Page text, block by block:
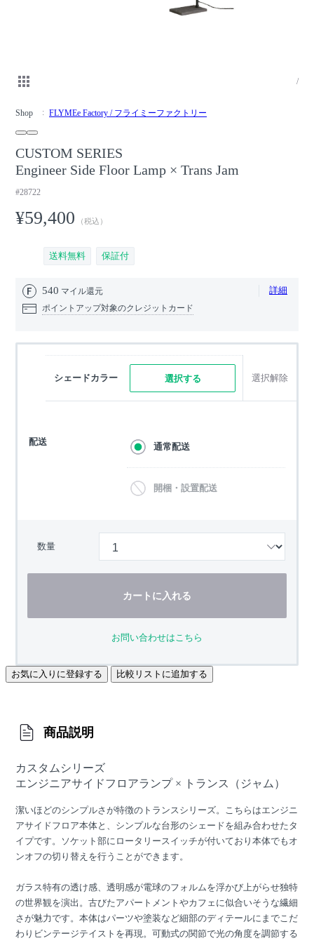
/
Shop FLYMEe Factory / フライミーファクトリー
CUSTOM SERIES
Engineer Side Floor Lamp × Trans Jam
#28722
¥59,400 （税込）
送料無料 保証付
540 マイル還元 詳細
ポイントアップ対象のクレジットカード
シェードカラー 選択する 選択解除
配送 通常配送
開梱・設置配送
数量
カートに入れる
お問い合わせはこちら
お気に入りに登録する 比較リストに追加する
商品説明
カスタムシリーズ
エンジニアサイドフロアランプ × トランス（ジャム）
潔いほどのシンプルさが特徴のトランスシリーズ。こちらはエンジニ
アサイドフロア本体と、シンプルな台形のシェードを組み合わせたタ
イプです。ソケット部にロータリースイッチが付いており本体でもオ
ンオフの切り替えを行うことができます。
ガラス特有の透け感、透明感が電球のフォルムを浮かび上がらせ独特
の世界観を演出。古びたアパートメントやカフェに似合いそうな繊細
さが魅力です。本体はパーツや塗装など細部のディテールにまでこだ
わりビンテージテイストを再現。可動式の関節で光の角度を調節する